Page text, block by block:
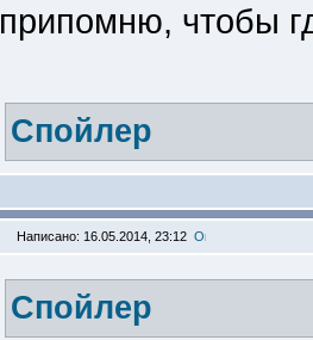
припомню, чтобы
Спойлер
Написано: 16.05.2014, 23:12
Спойлер